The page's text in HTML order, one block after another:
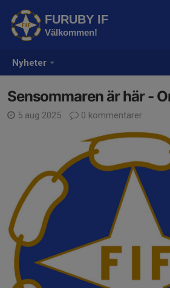
Nyheter
FURUBY IF
Välkommen!
Sensommaren är här -
5 aug 2025 0 kommentarer